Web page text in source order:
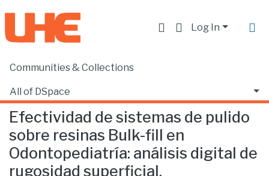
Log In
Communities & Collections
All of DSpace
Statistics
Home
Efectividad de sistemas de pulido
sobre resinas Bulk-fill en
Odontopediatría: análisis digital de
rugosidad superficial.